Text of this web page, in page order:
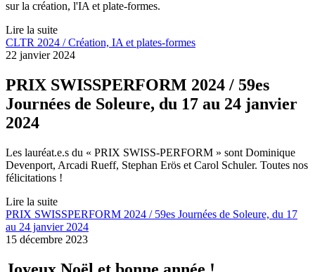
sur la création, l'IA et plate-formes.
Lire la suite
CLTR 2024 / Création, IA et plates-formes
22 janvier 2024
PRIX SWISSPERFORM 2024 / 59es
Journées de Soleure, du 17 au 24 janvier
2024
Les lauréat.e.s du « PRIX SWISS-PERFORM » sont Dominique
Devenport, Arcadi Rueff, Stephan Erös et Carol Schuler. Toutes nos
félicitations !
Lire la suite
PRIX SWISSPERFORM 2024 / 59es Journées de Soleure, du 17
au 24 janvier 2024
15 décembre 2023